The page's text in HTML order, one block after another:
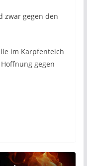
zwar gegen den
im Karpfenteich
gegen